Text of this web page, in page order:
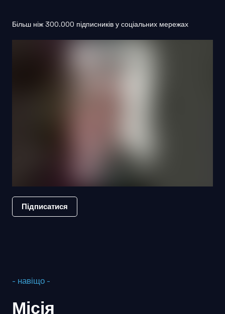
Більш ніж 300.000 підписників у соціальних мережах
Підписатися
- навіщо -
Місія